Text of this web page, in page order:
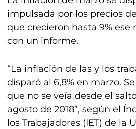
impulsada por los precios
que crecieron hasta 9% ese
con un informe.
“La inflación de las y los
disparó al 6,8% en marzo.
que no se veía desde el
agosto de 2018”, según el
los Trabajadores (IET) de la